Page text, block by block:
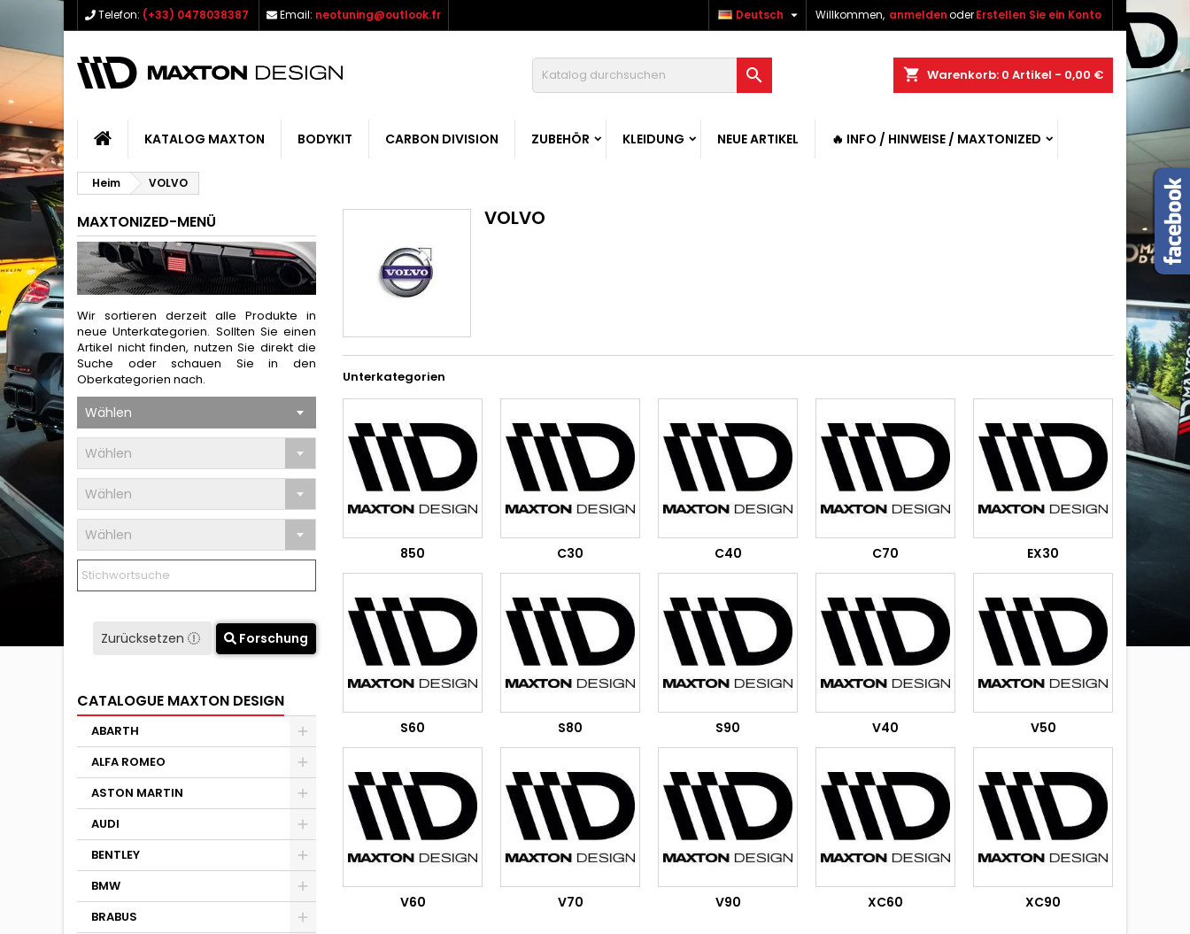
Telefon: (+33) 0478038387 Email: neotuning@outlook.fr Willkommen, anmeldenoderErstellen Sie ein Konto
Deutsch 
shopping_cart Warenkorb: 0 Artikel - 0,00 €

KATALOG MAXTON BODYKIT CARBON DIVISION ZUBEHÖR KLEIDUNG NEUE ARTIKEL 🔥 INFO / HINWEISE / MAXTONIZED
Heim VOLVO
MAXTONIZED-MENÜ
Wir sortieren derzeit alle Produkte in
neue Unterkategorien. Sollten Sie einen
Artikel nicht finden, nutzen Sie direkt die
Suche oder schauen Sie in den
Oberkategorien nach.
Wählen
Wählen
Wählen
Wählen
Zurücksetzen Forschung
CATALOGUE MAXTON DESIGN
ABARTH
ALFA ROMEO
ASTON MARTIN
AUDI
BENTLEY
BMW
BRABUS
VOLVO
Unterkategorien
850 C30 C40 C70 EX30
S60 S80 S90 V40 V50
V60 V70 V90 XC60 XC90